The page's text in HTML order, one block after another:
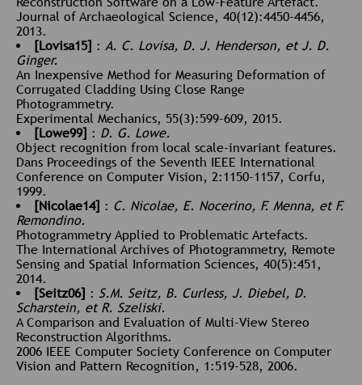
Journal of Archaeological Science, 40(12):4450-4456,
2013.
[Lovisa15] : A. C. Lovisa, D. J. Henderson, et J. D.
Ginger.
An Inexpensive Method for Measuring Deformation of
Corrugated Cladding Using Close Range
Photogrammetry.
Experimental Mechanics, 55(3):599-609, 2015.
[Lowe99] : D. G. Lowe.
Object recognition from local scale-invariant features.
Dans Proceedings of the Seventh IEEE International
Conference on Computer Vision, 2:1150-1157, Corfu,
1999.
[Nicolae14] : C. Nicolae, E. Nocerino, F. Menna, et F.
Remondino.
Photogrammetry Applied to Problematic Artefacts.
The International Archives of Photogrammetry, Remote
Sensing and Spatial Information Sciences, 40(5):451,
2014.
[Seitz06] : S.M. Seitz, B. Curless, J. Diebel, D.
Scharstein, et R. Szeliski.
A Comparison and Evaluation of Multi-View Stereo
Reconstruction Algorithms.
2006 IEEE Computer Society Conference on Computer
Vision and Pattern Recognition, 1:519-528, 2006.